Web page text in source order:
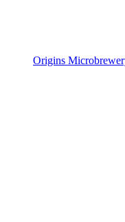
Origins